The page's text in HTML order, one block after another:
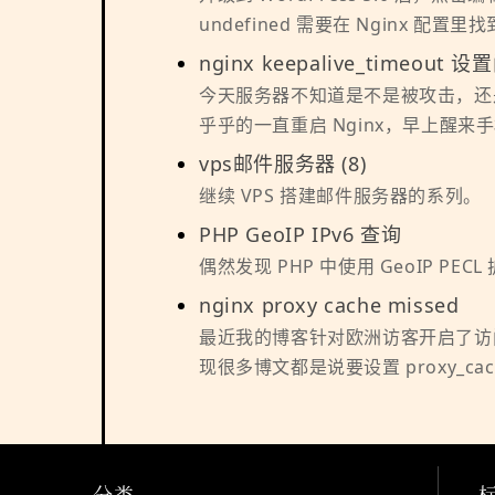
undefined 需要在 Nginx 配置里
nginx keepalive_timeout 设置
今天服务器不知道是不是被攻击，
乎乎的一直重启 Nginx，早上醒来
vps邮件服务器 (8)
继续 VPS 搭建邮件服务器的系列。
PHP GeoIP IPv6 查询
偶然发现 PHP 中使用 GeoIP
nginx proxy cache missed
最近我的博客针对欧洲访客开启了
现很多博文都是说要设置